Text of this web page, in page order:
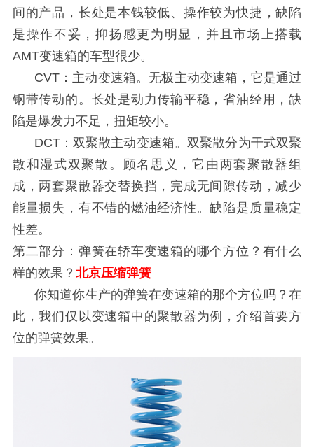
间的产品，长处是本钱较低、操作较为快捷，缺陷
是操作不妥，抑扬感更为明显，并且市场上搭载
AMT变速箱的车型很少。
CVT：主动变速箱。无极主动变速箱，它是通过
钢带传动的。长处是动力传输平稳，省油经用，缺
陷是爆发力不足，扭矩较小。
DCT：双聚散主动变速箱。双聚散分为干式双聚
散和湿式双聚散。顾名思义，它由两套聚散器组
成，两套聚散器交替换挡，完成无间隙传动，减少
能量损失，有不错的燃油经济性。缺陷是质量稳定
性差。
第二部分：弹簧在轿车变速箱的哪个方位？有什么
样的效果？ 北京压缩弹簧
你知道你生产的弹簧在变速箱的那个方位吗？在
此，我们仅以变速箱中的聚散器为例，介绍首要方
位的弹簧效果。